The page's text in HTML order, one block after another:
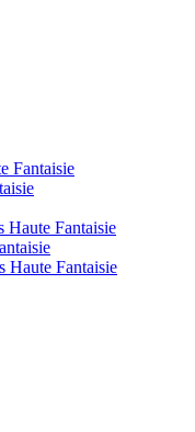
Fantaisie
Haute Fantaisie
Haute Fantaisie